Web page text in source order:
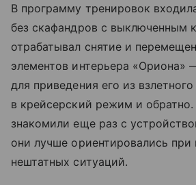
В программу тренировок
без скафандров с выключенным
отрабатывал снятие и
элементов интерьера «Ориона»
для приведения его из
в крейсерский режим и
знакомили еще раз с
они лучше ориентировались при
нештатных ситуаций.